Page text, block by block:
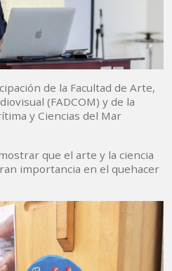
de la Facultad de Arte,
(FADCOM) y de la
y Ciencias del Mar
que el arte y la ciencia
importancia en el quehacer